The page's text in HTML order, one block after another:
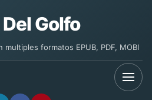
Golfo
formatos EPUB, PDF, MOBI